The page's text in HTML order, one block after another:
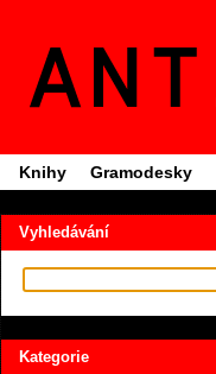
Knihy Gramodesky
Vyhledávání
Kategorie